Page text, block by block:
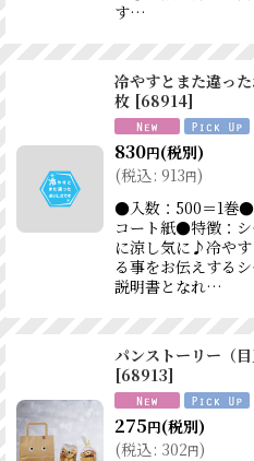
す…
冷やすとまた違っ
枚 [68914]
830円(税別)
(税込: 913円)
●入数：500＝1巻
コート紙●特徴：
に涼し気に♪冷や
る事をお伝えする
説明書となれ…
パンストーリー（
[68913]
275円(税別)
(税込: 302円)